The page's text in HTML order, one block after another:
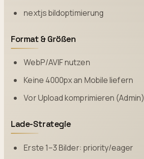
nextjs bildoptimierung
Format & Größen
WebP/AVIF nutzen
Keine 4000px an Mobile liefern
Vor Upload komprimieren (Admin)
Lade-Strategie
Erste 1–3 Bilder: priority/eager